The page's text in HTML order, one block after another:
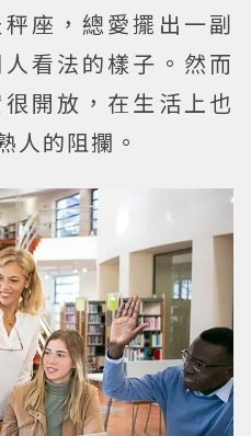
座，總愛擺出一副
看法的樣子。然而
開放，在生活上也
人的阻攔。